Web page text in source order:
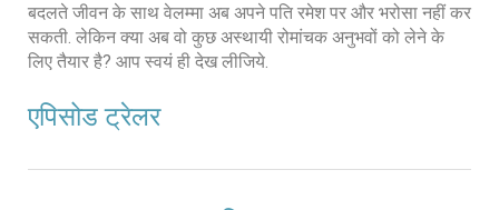
बदलते जीवन के साथ वेलम्मा अब अपने पति रमेश पर और भरोसा नहीं कर
सकती. लेकिन क्या अब वो कुछ अस्थायी रोमांचक अनुभवों को लेने के
लिए तैयार है? आप स्वयं ही देख लीजिये.
एपिसोड ट्रेलर